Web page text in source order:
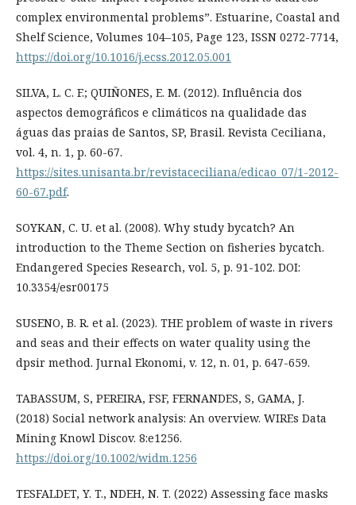
complex environmental problems”. Estuarine, Coastal and
Shelf Science, Volumes 104–105, Page 123, ISSN 0272-7714,
https://doi.org/10.1016/j.ecss.2012.05.001
SILVA, L. C. F.; QUIÑONES, E. M. (2012). Influência dos
aspectos demográficos e climáticos na qualidade das
águas das praias de Santos, SP, Brasil. Revista Ceciliana,
vol. 4, n. 1, p. 60-67.
https://sites.unisanta.br/revistaceciliana/edicao_07/1-2012-
60-67.pdf.
SOYKAN, C. U. et al. (2008). Why study bycatch? An
introduction to the Theme Section on fisheries bycatch.
Endangered Species Research, vol. 5, p. 91-102. DOI:
10.3354/esr00175
SUSENO, B. R. et al. (2023). THE problem of waste in rivers
and seas and their effects on water quality using the
dpsir method. Jurnal Ekonomi, v. 12, n. 01, p. 647-659.
TABASSUM, S, PEREIRA, FSF, FERNANDES, S, GAMA, J.
(2018) Social network analysis: An overview. WIREs Data
Mining Knowl Discov. 8:e1256.
https://doi.org/10.1002/widm.1256
TESFALDET, Y. T., NDEH, N. T. (2022) Assessing face masks